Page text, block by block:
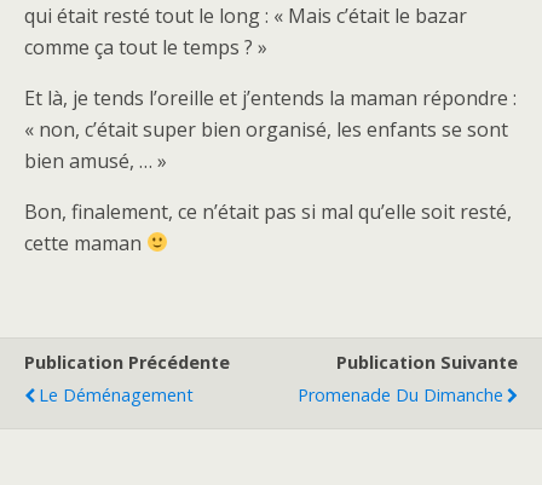
qui était resté tout le long : « Mais c’était le bazar
comme ça tout le temps ? »
Et là, je tends l’oreille et j’entends la maman répondre :
« non, c’était super bien organisé, les enfants se sont
bien amusé, … »
Bon, finalement, ce n’était pas si mal qu’elle soit resté,
cette maman
Publication Précédente
Le Déménagement
Publication Suivante
Promenade Du Dimanche